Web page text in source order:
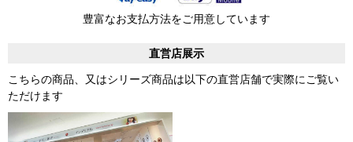
豊富なお支払方法をご用意しています
直営店展示
こちらの商品、又はシリーズ商品は以下の直営店舗で実際にご覧い
ただけます